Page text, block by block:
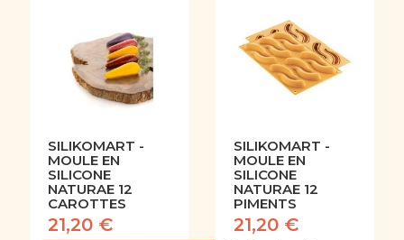
SILIKOMART -
MOULE EN
SILICONE
NATURAE 12
CAROTTES
21,20 €
SILIKOMART -
MOULE EN
SILICONE
NATURAE 12
PIMENTS
21,20 €